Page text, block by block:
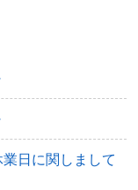
日に関しまして